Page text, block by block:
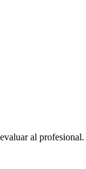
al profesional.